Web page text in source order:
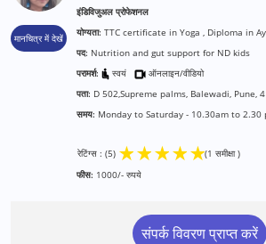
मानचित्र में देखें
इंडिविजुअल प्रोफेशनल
योग्यता: TTC certificate in Yoga , Diploma in
पद: Nutrition and gut support for ND kids
परामर्श:
स्वयं
ऑनलाइन/वीडियो
पता: D 502,Supreme palms, Balewadi, Pune,
समय: Monday to Saturday - 10.30am to
रेटिंग्स : (5) ★★★★★(1 समीक्षा )
फीस: 1000/- रुपये
संपर्क विवरण प्राप्त करें